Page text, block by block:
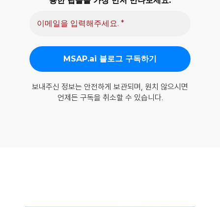
보내주신 정보는 안전하게 보관되며, 원치 않으시면
언제든 구독을 취소할 수 있습니다.